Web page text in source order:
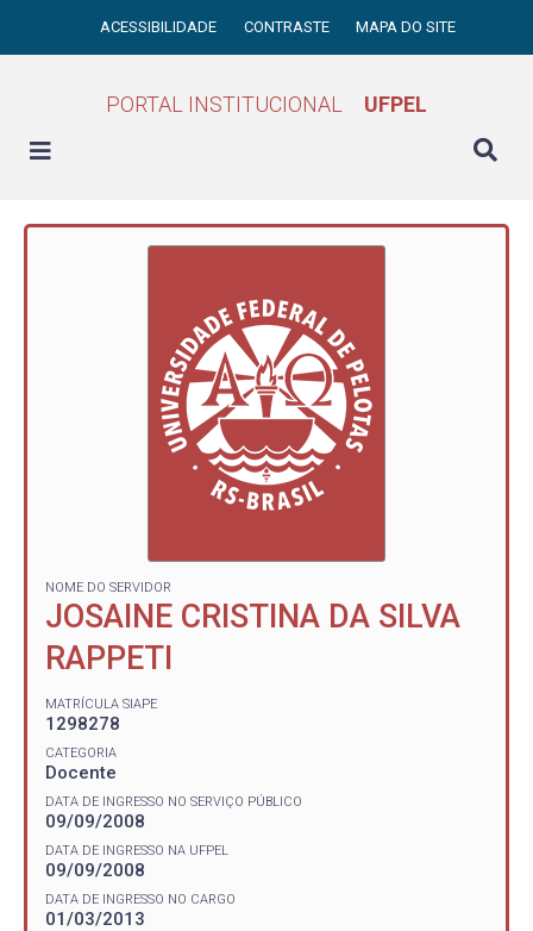
ACESSIBILIDADE CONTRASTE MAPA DO SITE
PORTAL INSTITUCIONAL UFPEL
NOME DO SERVIDOR
JOSAINE CRISTINA DA SILVA
RAPPETI
MATRÍCULA SIAPE
1298278
CATEGORIA
Docente
DATA DE INGRESSO NO SERVIÇO PÚBLICO
09/09/2008
DATA DE INGRESSO NA UFPEL
09/09/2008
DATA DE INGRESSO NO CARGO
01/03/2013